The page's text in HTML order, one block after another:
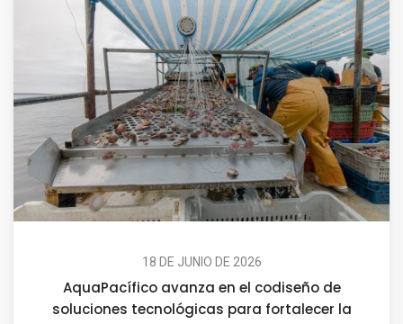
18 DE JUNIO DE 2026
AquaPacífico avanza en el codiseño de
soluciones tecnológicas para fortalecer la